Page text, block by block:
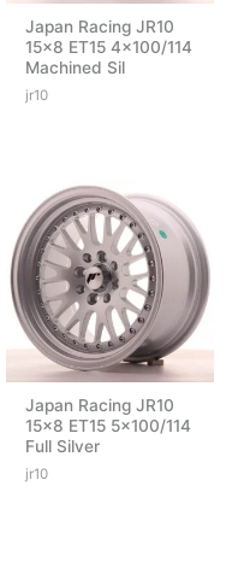
Japan Racing JR10
15×8 ET15 4×100/114
Machined Sil
jr10
Japan Racing JR10
15×8 ET15 5×100/114
Full Silver
jr10